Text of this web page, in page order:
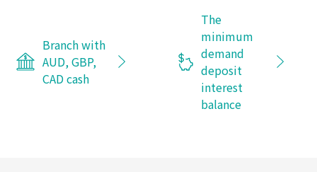
Branch with
AUD, GBP,
CAD cash
The
minimum
demand
deposit
interest
balance